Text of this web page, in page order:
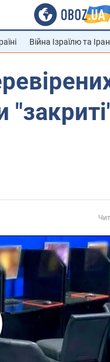
Війна Ізраїлю та